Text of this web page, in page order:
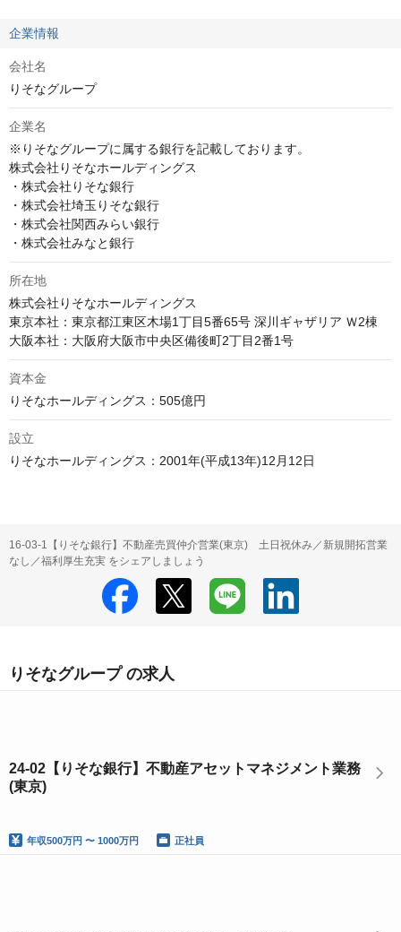
企業情報
会社名
りそなグループ
企業名
※りそなグループに属する銀行を記載しております。
株式会社りそなホールディングス
・株式会社りそな銀行
・株式会社埼玉りそな銀行
・株式会社関西みらい銀行
・株式会社みなと銀行
所在地
株式会社りそなホールディングス
東京本社：東京都江東区木場1丁目5番65号 深川ギャザリア Ｗ2棟
資本金
設立
りそなホールディングス：2001年(平成13年)12月12日
16-03-1【りそな銀行】不動産売買仲介営業(東京) 土日祝休み／新規開拓営業
なし／福利厚生充実 をシェアしましょう
りそなグループ の求人
24-02【りそな銀行】不動産アセットマネジメント業務
(東京)
年収500万円 〜 1000万円 正社員